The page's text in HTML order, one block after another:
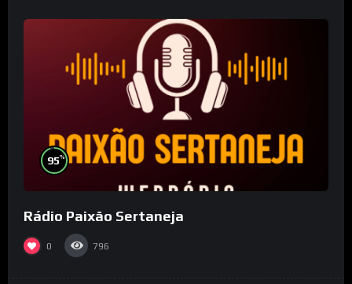
95%
Rádio Paixão Sertaneja
0 796